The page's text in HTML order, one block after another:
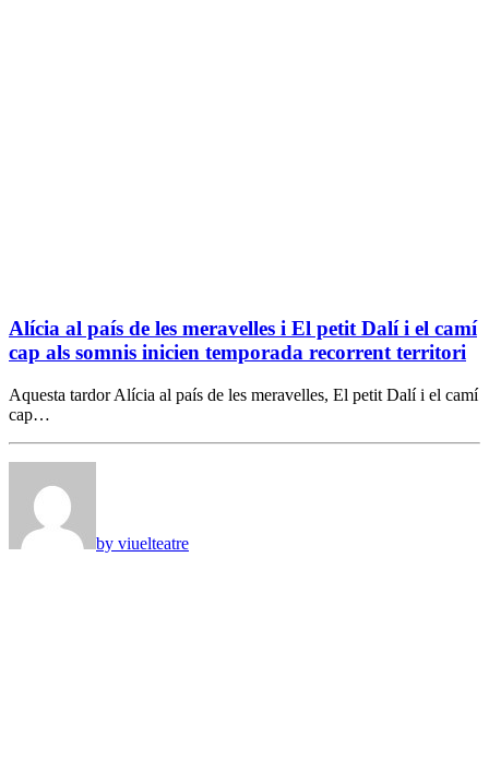
Alícia al país de les meravelles i El petit Dalí i el camí
cap als somnis inicien temporada recorrent territori
Aquesta tardor Alícia al país de les meravelles, El petit Dalí i el camí
cap…
by viuelteatre